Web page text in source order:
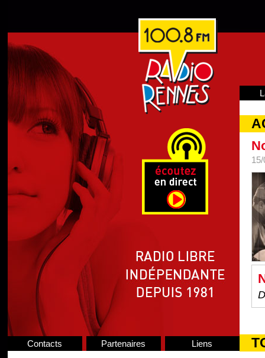
Contacts Partenaires Liens